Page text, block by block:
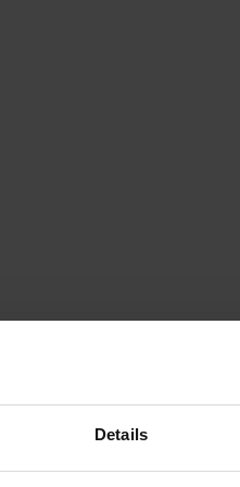
Details
wie de stakker is die
je maar 1 ding kan
en als het wel waar is
man werkt, en zijn